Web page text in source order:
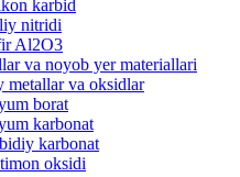
karbid
nitridi
Al2O3
va noyob yer materiallari
va oksidlar
borat
karbonat
karbonat
oksidi